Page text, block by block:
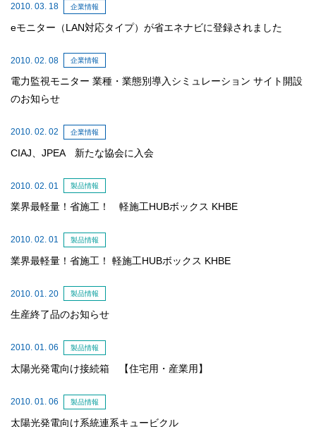
2010. 03. 18 企業情報
eモニター（LAN対応タイプ）が省エネナビに登録されました
2010. 02. 08 企業情報
電力監視モニター 業種・業態別導入シミュレーション サイト開設
のお知らせ
2010. 02. 02 企業情報
CIAJ、JPEA 新たな協会に入会
2010. 02. 01 製品情報
業界最軽量！省施工！ 軽施工HUBボックス KHBE
2010. 02. 01 製品情報
業界最軽量！省施工！ 軽施工HUBボックス KHBE
2010. 01. 20 製品情報
生産終了品のお知らせ
2010. 01. 06 製品情報
太陽光発電向け接続箱 【住宅用・産業用】
2010. 01. 06 製品情報
太陽光発電向け系統連系キュービクル